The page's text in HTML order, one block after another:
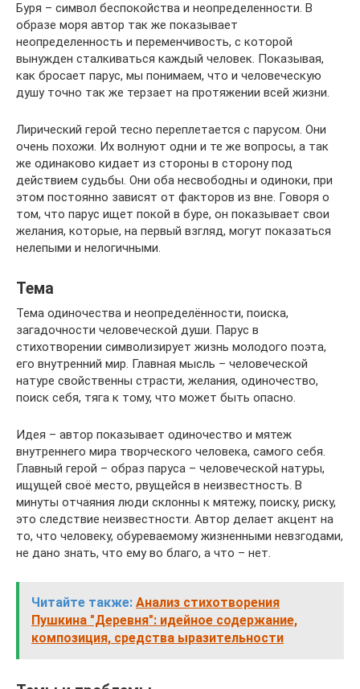
Буря – символ беспокойства и неопределенности. В
образе моря автор так же показывает
неопределенность и переменчивость, с которой
вынужден сталкиваться каждый человек. Показывая,
как бросает парус, мы понимаем, что и человеческую
душу точно так же терзает на протяжении всей жизни.
Лирический герой тесно переплетается с парусом. Они
очень похожи. Их волнуют одни и те же вопросы, а так
же одинаково кидает из стороны в сторону под
действием судьбы. Они оба несвободны и одиноки, при
этом постоянно зависят от факторов из вне. Говоря о
том, что парус ищет покой в буре, он показывает свои
желания, которые, на первый взгляд, могут показаться
нелепыми и нелогичными.
Тема
Тема одиночества и неопределённости, поиска,
загадочности человеческой души. Парус в
стихотворении символизирует жизнь молодого поэта,
его внутренний мир. Главная мысль – человеческой
натуре свойственны страсти, желания, одиночество,
поиск себя, тяга к тому, что может быть опасно.
Идея – автор показывает одиночество и мятеж
внутреннего мира творческого человека, самого себя.
Главный герой – образ паруса – человеческой натуры,
ищущей своё место, рвущейся в неизвестность. В
минуты отчаяния люди склонны к мятежу, поиску, риску,
это следствие неизвестности. Автор делает акцент на
то, что человеку, обуреваемому жизненными невзгодами,
не дано знать, что ему во благо, а что – нет.
Читайте также: Анализ стихотворения
Пушкина "Деревня": идейное содержание,
композиция, средства ыразительности